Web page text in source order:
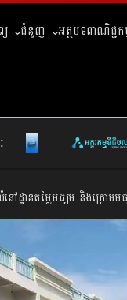
ជំនួញ អត្ថបទពាណិជ្ជក
ៅដ្ឋានតម្លៃមធ្យម និងក្រោ